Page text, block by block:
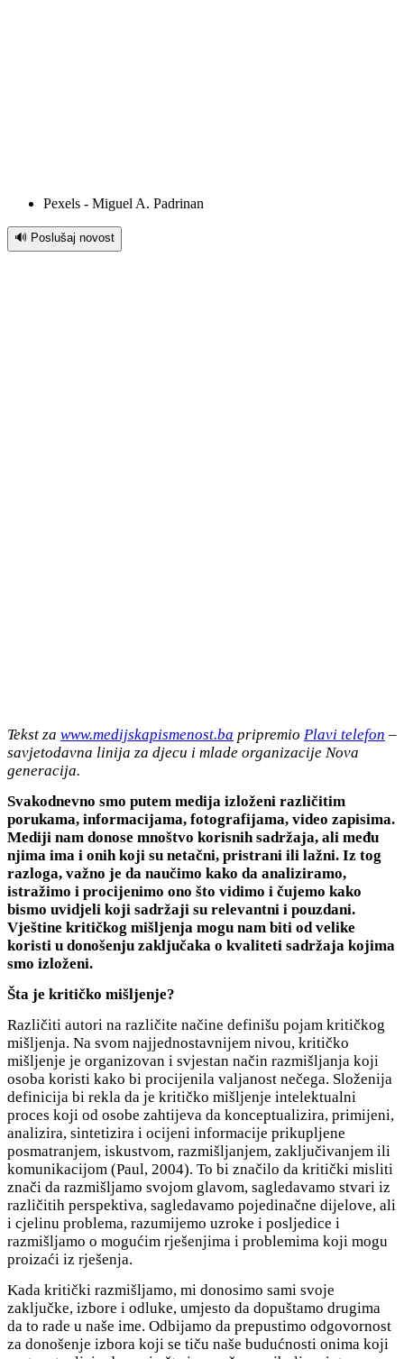
Pexels - Miguel A. Padrinan
🔊 Poslušaj novost
Tekst za www.medijskapismenost.ba pripremio Plavi telefon –
savjetodavna linija za djecu i mlade organizacije Nova
generacija.
Svakodnevno smo putem medija izloženi različitim
porukama, informacijama, fotografijama, video zapisima.
Mediji nam donose mnoštvo korisnih sadržaja, ali među
njima ima i onih koji su netačni, pristrani ili lažni. Iz tog
razloga, važno je da naučimo kako da analiziramo,
istražimo i procijenimo ono što vidimo i čujemo kako
bismo uvidjeli koji sadržaji su relevantni i pouzdani.
Vještine kritičkog mišljenja mogu nam biti od velike
koristi u donošenju zaključaka o kvaliteti sadržaja kojima
smo izloženi.
Šta je kritičko mišljenje?
Različiti autori na različite načine definišu pojam kritičkog
mišljenja. Na svom najjednostavnijem nivou, kritičko
mišljenje je organizovan i svjestan način razmišljanja koji
osoba koristi kako bi procijenila valjanost nečega. Složenija
definicija bi rekla da je kritičko mišljenje intelektualni
proces koji od osobe zahtijeva da konceptualizira, primijeni,
analizira, sintetizira i ocijeni informacije prikupljene
posmatranjem, iskustvom, razmišljanjem, zaključivanjem ili
komunikacijom (Paul, 2004). To bi značilo da kritički misliti
znači da razmišljamo svojom glavom, sagledavamo stvari iz
različitih perspektiva, sagledavamo pojedinačne dijelove, ali
i cjelinu problema, razumijemo uzroke i posljedice i
razmišljamo o mogućim rješenjima i problemima koji mogu
proizaći iz rješenja.
Kada kritički razmišljamo, mi donosimo sami svoje
zaključke, izbore i odluke, umjesto da dopuštamo drugima
da to rade u naše ime. Odbijamo da prepustimo odgovornost
za donošenje izbora koji se tiču naše budućnosti onima koji